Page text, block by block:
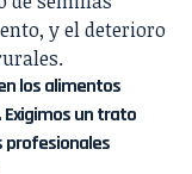
y el deterioro
los alimentos
Exigimos un trato
profesionales